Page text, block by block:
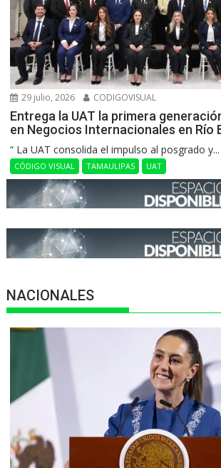
29 julio, 2026 CODIGOVISUAL
Entrega la UAT la primera
en Negocios Internacionales en Río
“ La UAT consolida el impulso al posgrado y...
CÓDIGO VISUAL TAMAULIPAS UAT
NACIONALES